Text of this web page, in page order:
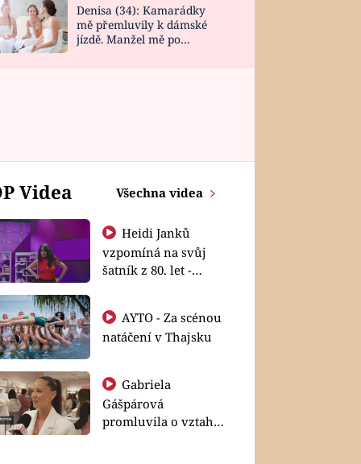
Denisa (34): Kamarádky
mě přemluvily k dámské
jízdě. Manžel mě po
Videa Všechna videa
Heidi Janků
vzpomíná na svůj
šatník z 80. let -
natáčení v Thajsku
Gabriela
Gášpárová
promluvila o vztahu